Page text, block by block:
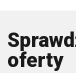
oferty